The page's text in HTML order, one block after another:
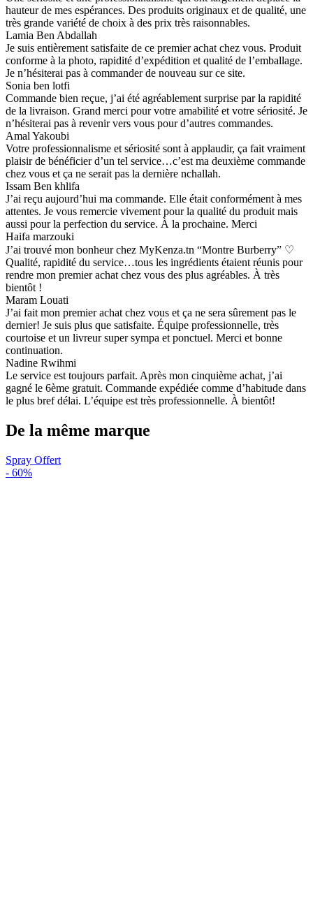
hauteur de mes espérances. Des produits originaux et de qualité, une
très grande variété de choix à des prix très raisonnables.
Lamia Ben Abdallah
Je suis entièrement satisfaite de ce premier achat chez vous. Produit
conforme à la photo, rapidité d’expédition et qualité de l’emballage.
Je n’hésiterai pas à commander de nouveau sur ce site.
Sonia ben lotfi
Commande bien reçue, j’ai été agréablement surprise par la rapidité
de la livraison. Grand merci pour votre amabilité et votre sériosité. Je
n’hésiterai pas à revenir vers vous pour d’autres commandes.
Amal Yakoubi
Votre professionnalisme et sériosité sont à applaudir, ça fait vraiment
plaisir de bénéficier d’un tel service…c’est ma deuxième commande
chez vous et ça ne serait pas la dernière nchallah.
Issam Ben khlifa
J’ai reçu aujourd’hui ma commande. Elle était conformément à mes
attentes. Je vous remercie vivement pour la qualité du produit mais
aussi pour la perfection du service. À la prochaine. Merci
Haifa marzouki
J’ai trouvé mon bonheur chez MyKenza.tn “Montre Burberry” ♡
Qualité, rapidité du service…tous les ingrédients étaient réunis pour
rendre mon premier achat chez vous des plus agréables. À très
bientôt !
Maram Louati
J’ai fait mon premier achat chez vous et ça ne sera sûrement pas le
dernier! Je suis plus que satisfaite. Équipe professionnelle, très
courtoise et un livreur super sympa et ponctuel. Merci et bonne
continuation.
Nadine Rwihmi
Le service est toujours parfait. Après mon cinquième achat, j’ai
gagné le 6ème gratuit. Commande expédiée comme d’habitude dans
le plus bref délai. L’équipe est très professionnelle. À bientôt!
De la même marque
Spray Offert
- 60%